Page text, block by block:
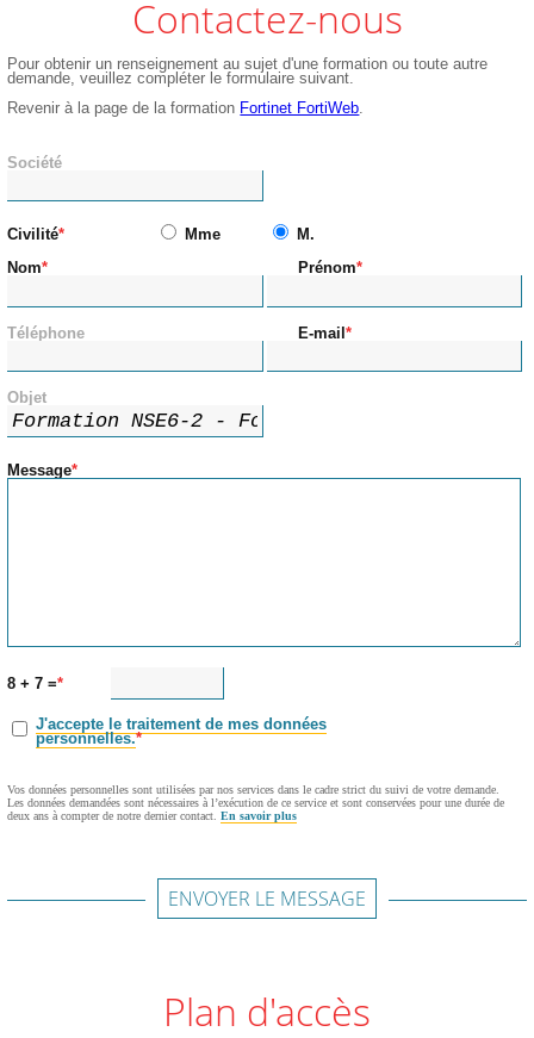
Contactez-nous
Pour obtenir un renseignement au sujet d'une formation ou toute autre
demande, veuillez compléter le formulaire suivant.
Revenir à la page de la formation Fortinet FortiWeb
Société
Civilité Mme
M.
Nom
Prénom
Téléphone E-mail
Objet
Message
8 + 7 =
J'accepte le traitement de mes données
personnelles.
Vos données personnelles sont utilisées par nos services dans le cadre strict du suivi de votre demande.
Les données demandées sont nécessaires à l’exécution de ce service et sont conservées pour une durée de
deux ans à compter de notre dernier contact.En savoir plus
ENVOYER LE MESSAGE
Plan d'accès